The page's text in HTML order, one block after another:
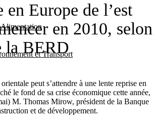
et Transport
en Europe de l’est
en 2010, selon
la BERD
peut s’attendre à une lente reprise en
le fond de sa crise économique cette année,
M. Thomas Mirow, président de la Banque
et de développement.